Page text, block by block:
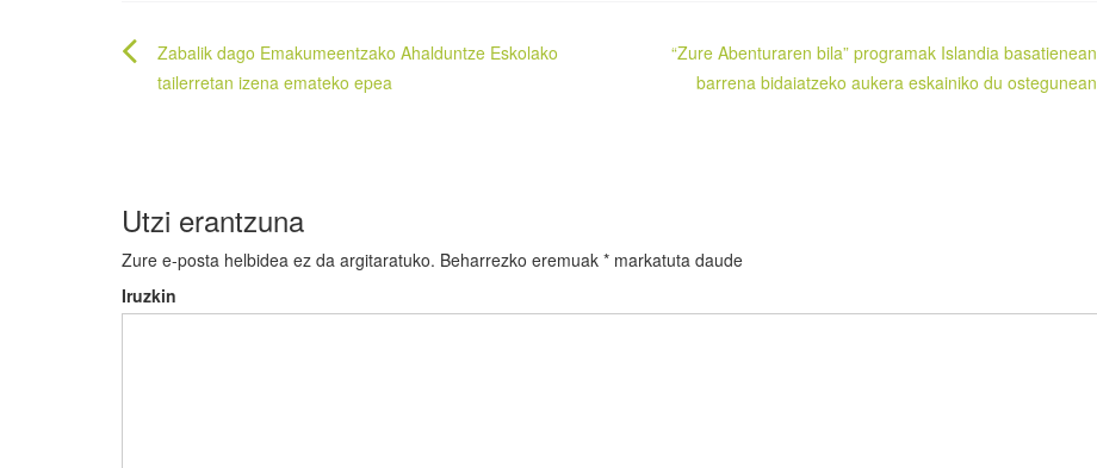
Bidalketetan
zehar
Zabalik dago Emakumeentzako Ahalduntze Eskolako
tailerretan izena emateko epea
“Zure Abenturaren bila” programak Islandia basatienean
barrena bidaiatzeko aukera eskainiko du ostegunean
Utzi erantzuna
Zure e-posta helbidea ez da argitaratuko. Beharrezko eremuak * markatuta daude
Iruzkin